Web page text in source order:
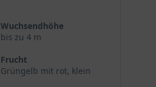
Wuchsendhöhe
bis zu 4 m
Frucht
Grüngelb mit rot, klein